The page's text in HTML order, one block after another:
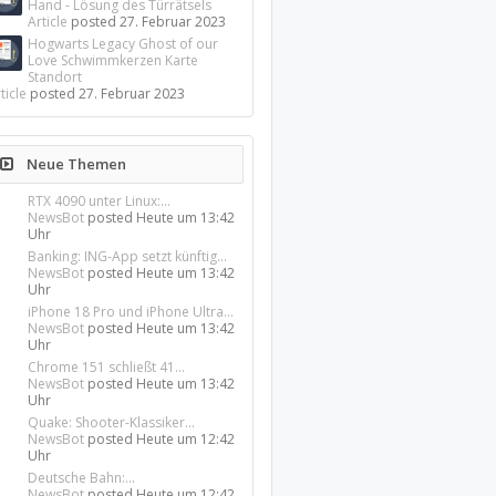
Hand - Lösung des Türrätsels
Article posted27. Februar 2023
Hogwarts Legacy Ghost of our
Love Schwimmkerzen Karte
Standort
posted27. Februar 2023
Neue Themen
RTX 4090 unter Linux:...
NewsBot posted Heute um 13:42
Uhr
Banking: ING-App setzt künftig...
NewsBot posted Heute um 13:42
Uhr
iPhone 18 Pro und iPhone Ultra...
NewsBot posted Heute um 13:42
Uhr
Chrome 151 schließt 41...
NewsBot posted Heute um 13:42
Uhr
Quake: Shooter-Klassiker...
NewsBot posted Heute um 12:42
Uhr
Deutsche Bahn:...